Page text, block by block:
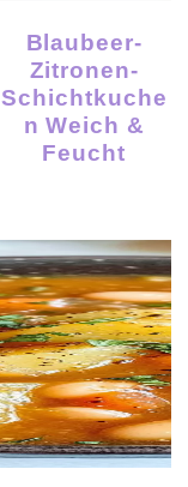
Blaubeer-
Zitronen-
Schichtkuche
N Weich &
Feucht